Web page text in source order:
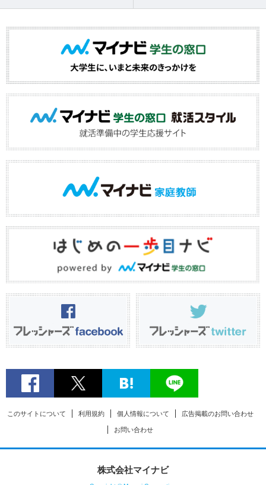
このサイトについて 利用規約 個人情報について 広告掲載のお問い合わせ
お問い合わせ
株式会社マイナビ